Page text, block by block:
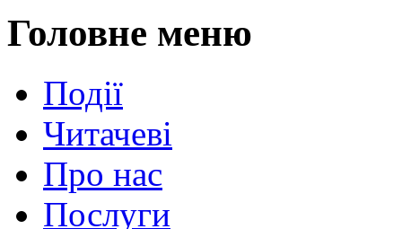
Головне меню
Події
Читачеві
Про нас
Послуги